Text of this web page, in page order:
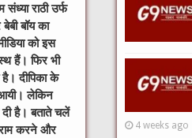
राठी उर्फ
बॉय का
को इस
हैं। फिर भी
दीपिका के
लेकिन
दी है। बताते चलें
करने और
4 weeks ago